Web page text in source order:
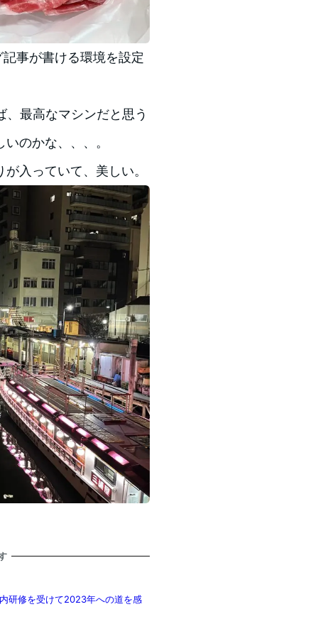
事が書ける環境を設定
最高なマシンだと思う
のかな、、、。
入っていて、美しい。
研修を受けて2023年への道を感